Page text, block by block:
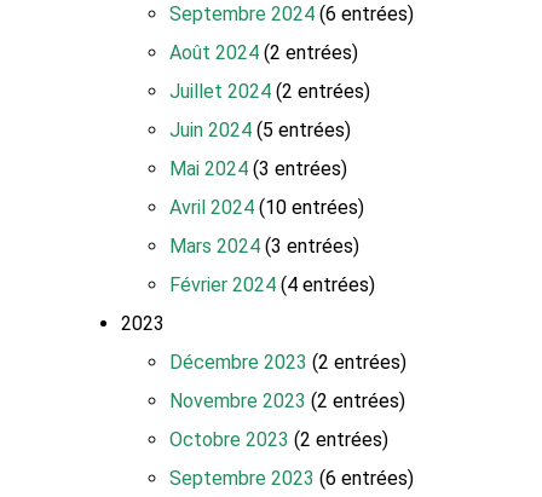
Septembre 2024 (6 entrées)
Août 2024 (2 entrées)
Juillet 2024 (2 entrées)
Juin 2024 (5 entrées)
Mai 2024 (3 entrées)
Avril 2024 (10 entrées)
Mars 2024 (3 entrées)
Février 2024 (4 entrées)
2023
Décembre 2023 (2 entrées)
Novembre 2023 (2 entrées)
Octobre 2023 (2 entrées)
Septembre 2023 (6 entrées)